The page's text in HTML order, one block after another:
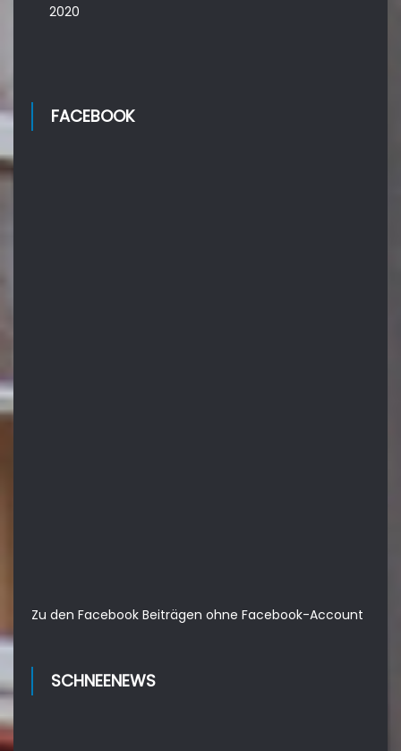
2020
FACEBOOK
Zu den Facebook Beiträgen ohne Facebook-Account
SCHNEENEWS